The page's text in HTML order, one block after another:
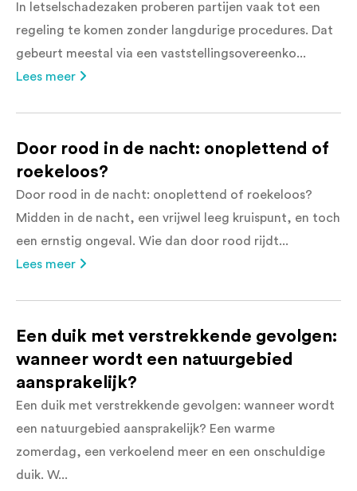
In letselschadezaken proberen partijen vaak tot een
regeling te komen zonder langdurige procedures. Dat
gebeurt meestal via een vaststellingsovereenko...
Lees meer
Door rood in de nacht: onoplettend of
roekeloos?
Door rood in de nacht: onoplettend of roekeloos?
Midden in de nacht, een vrijwel leeg kruispunt, en toch
een ernstig ongeval. Wie dan door rood rijdt...
Lees meer
Een duik met verstrekkende gevolgen:
wanneer wordt een natuurgebied
aansprakelijk?
Een duik met verstrekkende gevolgen: wanneer wordt
een natuurgebied aansprakelijk? Een warme
zomerdag, een verkoelend meer en een onschuldige
duik. W...